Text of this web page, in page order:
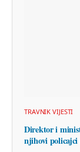
TRAVNIK VIJESTI
Direktor i
njihovi